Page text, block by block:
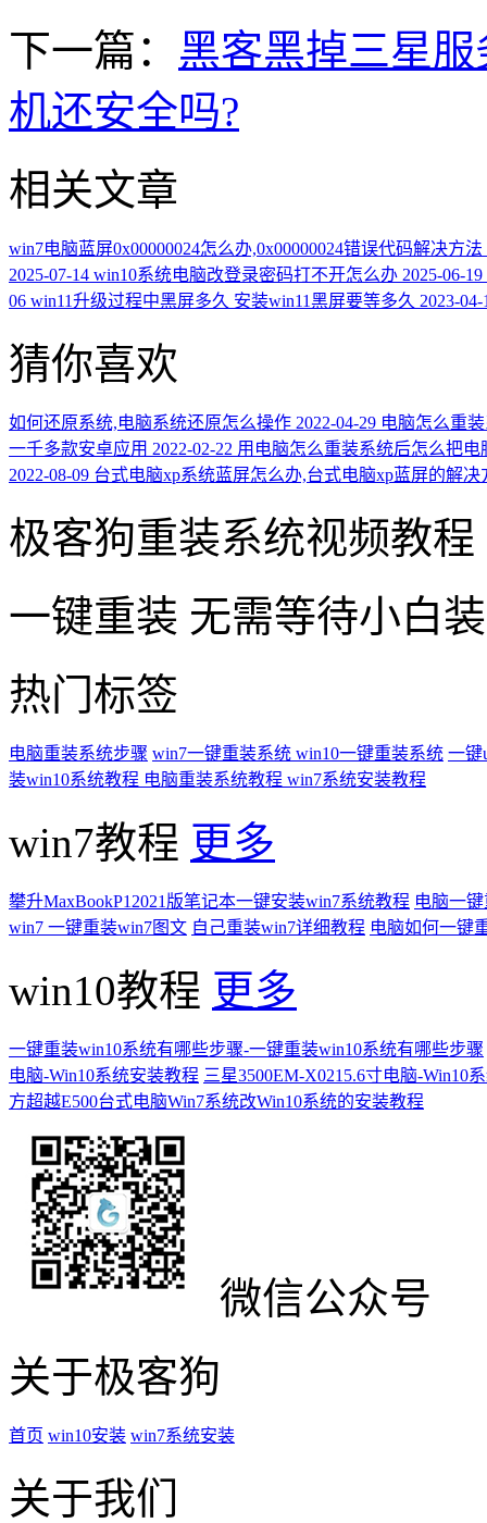
下一篇： 黑客黑掉三星
机还安全吗?
相关文章
win7电脑蓝屏0x00000024怎么办,0x00000024错误代码解决方法
2025-07-14 win10系统电脑改登录密码打不开怎么办 2025-06-19
06 win11升级过程中黑屏多久 安装win11黑屏要等多久 2023-04-
猜你喜欢
如何还原系统,电脑系统还原怎么操作 2022-04-29 电脑怎么重
一千多款安卓应用 2022-02-22 用电脑怎么重装系统后怎么把电
2022-08-09 台式电脑xp系统蓝屏怎么办,台式电脑xp蓝屏的解决
极客狗重装系统视频教程
一键重装 无需等待小白
热门标签
电脑重装系统步骤 win7一键重装系统 win10一键重装系统 一键
装win10系统教程 电脑重装系统教程 win7系统安装教程
win7教程 更多
攀升MaxBookP12021版笔记本一键安装win7系统教程 电脑一
win7 一键重装win7图文 自己重装win7详细教程 电脑如何一键
win10教程 更多
一键重装win10系统有哪些步骤-一键重装win10系统有哪些步骤
电脑-Win10系统安装教程 三星3500EM-X0215.6寸电脑-Win10
方超越E500台式电脑Win7系统改Win10系统的安装教程
微信公众号
关于极客狗
首页 win10安装 win7系统安装
关于我们